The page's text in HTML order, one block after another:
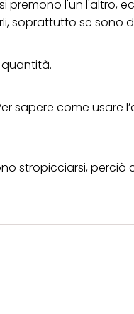
premono l'un l'altro,
soprattutto se sono
sapere come usare
stropicciarsi, perciò